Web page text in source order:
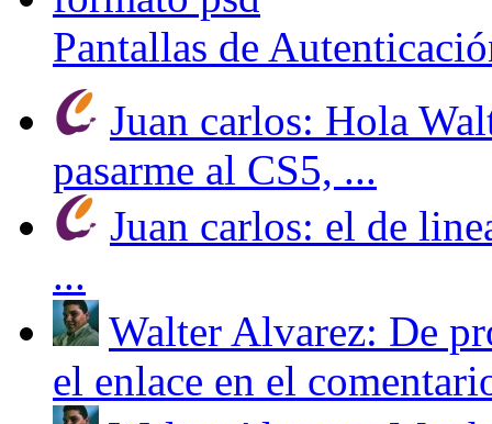
Pantallas de
Juan carlos: Hola
pasarme al CS5, ...
Juan carlos: el de
...
Walter Alvarez: De
el enlace en el